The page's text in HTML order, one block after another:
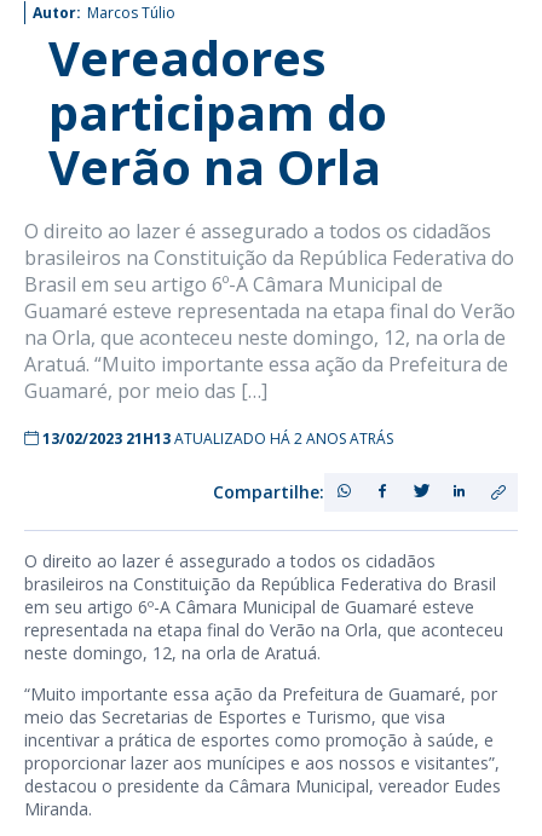
Autor: Marcos Túlio
Vereadores
participam do
Verão na Orla
O direito ao lazer é assegurado a todos os cidadãos
brasileiros na Constituição da República Federativa do
Brasil em seu artigo 6º-A Câmara Municipal de
Guamaré esteve representada na etapa final do Verão
na Orla, que aconteceu neste domingo, 12, na orla de
Aratuá. “Muito importante essa ação da Prefeitura de
Guamaré, por meio das […]
13/02/2023 21H13ATUALIZADO HÁ 2 ANOS ATRÁS
Compartilhe:
O direito ao lazer é assegurado a todos os cidadãos
brasileiros na Constituição da República Federativa do Brasil
em seu artigo 6º-A Câmara Municipal de Guamaré esteve
representada na etapa final do Verão na Orla, que aconteceu
neste domingo, 12, na orla de Aratuá.
“Muito importante essa ação da Prefeitura de Guamaré, por
meio das Secretarias de Esportes e Turismo, que visa
incentivar a prática de esportes como promoção à saúde, e
proporcionar lazer aos munícipes e aos nossos e visitantes”,
destacou o presidente da Câmara Municipal, vereador Eudes
Miranda.